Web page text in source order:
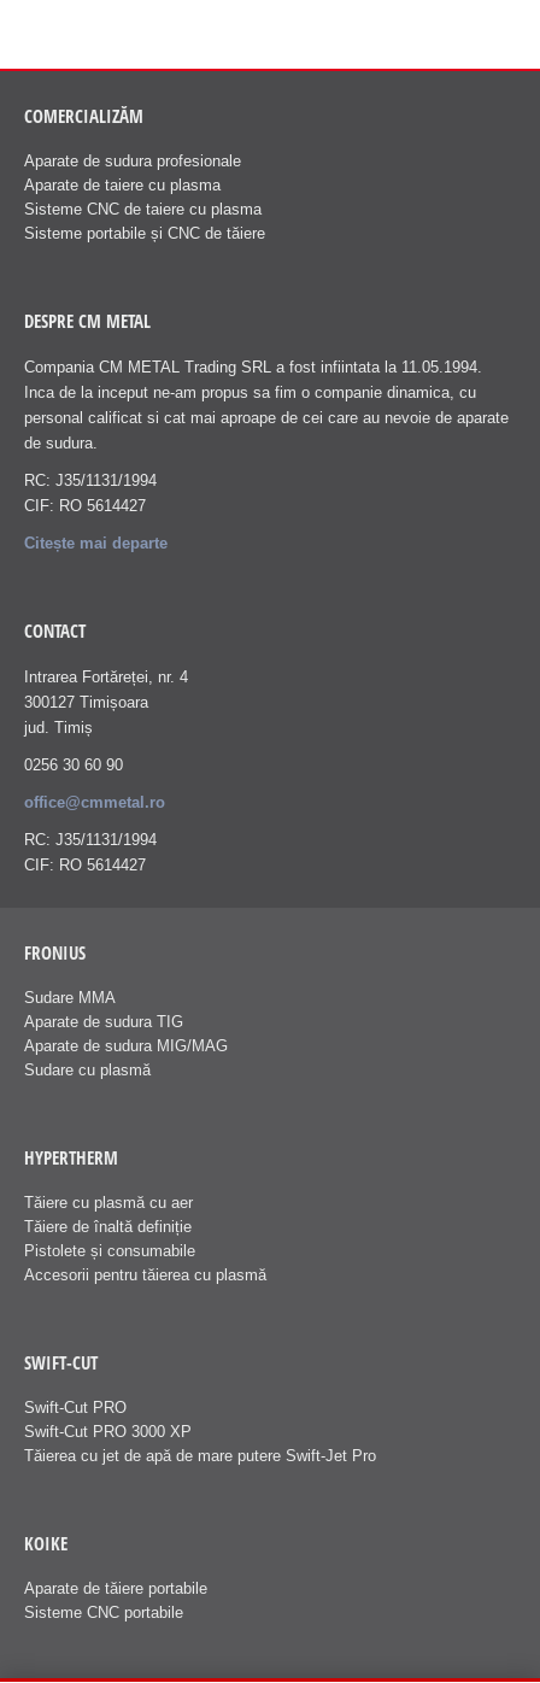
COMERCIALIZĂM
Aparate de sudura profesionale
Aparate de taiere cu plasma
Sisteme CNC de taiere cu plasma
Sisteme portabile și CNC de tăiere
DESPRE CM METAL
Compania CM METAL Trading SRL a fost infiintata la 11.05.1994.
Inca de la inceput ne-am propus sa fim o companie dinamica, cu
personal calificat si cat mai aproape de cei care au nevoie de aparate
de sudura.
RC: J35/1131/1994
CIF: RO 5614427
Citește mai departe
CONTACT
Intrarea Fortăreței, nr. 4
300127 Timișoara
jud. Timiș
0256 30 60 90
office@cmmetal.ro
RC: J35/1131/1994
CIF: RO 5614427
FRONIUS
Sudare MMA
Aparate de sudura TIG
Aparate de sudura MIG/MAG
Sudare cu plasmă
HYPERTHERM
Tăiere cu plasmă cu aer
Tăiere de înaltă definiție
Pistolete și consumabile
Accesorii pentru tăierea cu plasmă
SWIFT-CUT
Swift-Cut PRO
Swift-Cut PRO 3000 XP
Tăierea cu jet de apă de mare putere Swift-Jet Pro
KOIKE
Aparate de tăiere portabile
Sisteme CNC portabile